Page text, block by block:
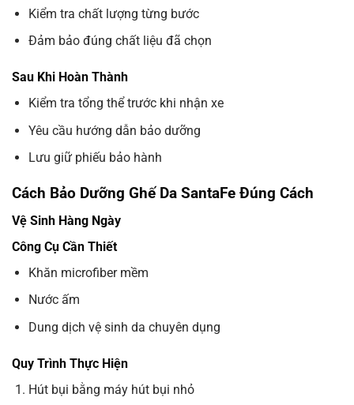
Kiểm tra chất lượng từng bước
Đảm bảo đúng chất liệu đã chọn
Sau Khi Hoàn Thành
Kiểm tra tổng thể trước khi nhận xe
Yêu cầu hướng dẫn bảo dưỡng
Lưu giữ phiếu bảo hành
Cách Bảo Dưỡng Ghế Da SantaFe Đúng Cách
Vệ Sinh Hàng Ngày
Công Cụ Cần Thiết
Khăn microfiber mềm
Nước ấm
Dung dịch vệ sinh da chuyên dụng
Quy Trình Thực Hiện
Hút bụi bằng máy hút bụi nhỏ